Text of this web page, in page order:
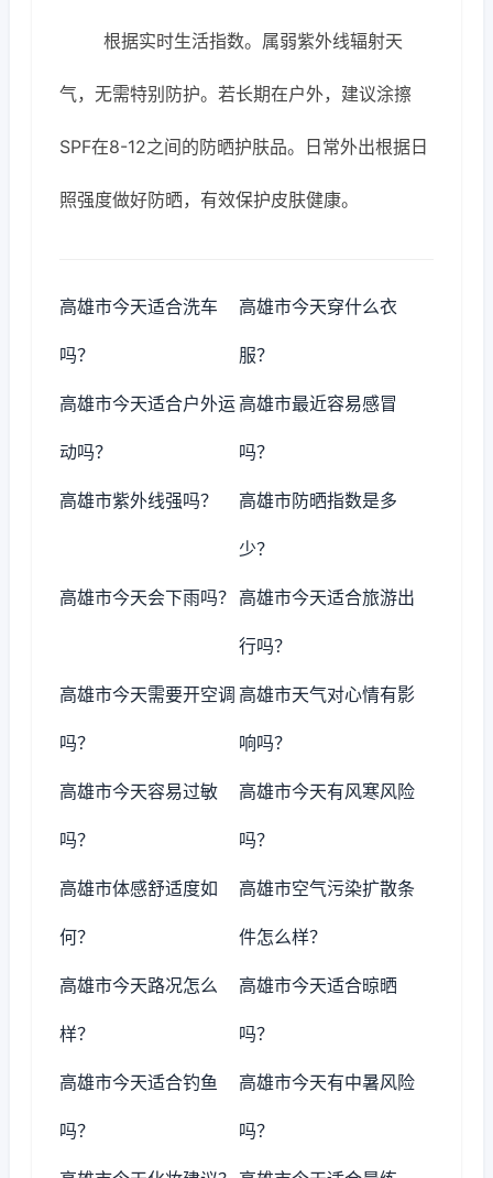
根据实时生活指数。属弱紫外线辐射天
气，无需特别防护。若长期在户外，建议涂擦
SPF在8-12之间的防晒护肤品。日常外出根据日
照强度做好防晒，有效保护皮肤健康。
高雄市今天适合洗车
吗？
高雄市今天穿什么衣
服？
高雄市今天适合户外运
动吗？
高雄市最近容易感冒
吗？
高雄市紫外线强吗？ 高雄市防晒指数是多
少？
高雄市今天会下雨吗？ 高雄市今天适合旅游出
行吗？
高雄市今天需要开空调
吗？
高雄市天气对心情有影
响吗？
高雄市今天容易过敏
吗？
高雄市今天有风寒风险
吗？
高雄市体感舒适度如
何？
高雄市空气污染扩散条
件怎么样？
高雄市今天路况怎么
样？
高雄市今天适合晾晒
吗？
高雄市今天适合钓鱼
吗？
高雄市今天有中暑风险
吗？